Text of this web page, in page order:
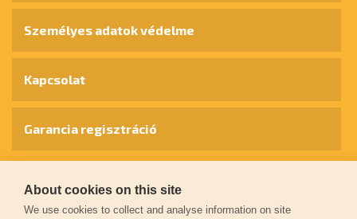
© 2026 extol.hu - Minden jog fenntartva
Személyes adatok védelme
Kapcsolat
Garancia regisztráció
About cookies on this site
We use cookies to collect and analyse information on site